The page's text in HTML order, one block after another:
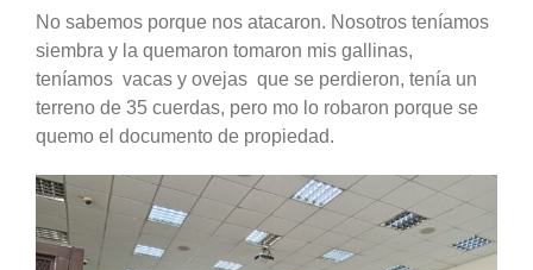
No sabemos porque nos atacaron. Nosotros teníamos
siembra y la quemaron tomaron mis gallinas,
teníamos vacas y ovejas que se perdieron, tenía un
terreno de 35 cuerdas, pero mo lo robaron porque se
quemo el documento de propiedad.